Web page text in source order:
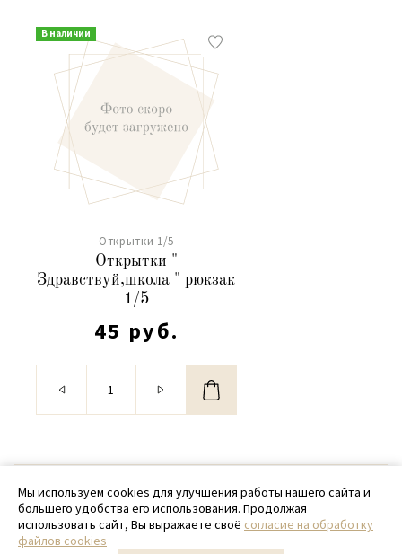
В наличии
Открытки 1/5
Открытки "
Здравствуй,школа " рюкзак
1/5
45 руб.
© 2020 - 2026 SamPack
+ 7 (918) 699-97-87
zakaz@sampack.store
Мы используем cookies для улучшения работы нашего сайта и
большего удобства его использования. Продолжая
использовать сайт, Вы выражаете своё согласие на обработку
файлов cookies